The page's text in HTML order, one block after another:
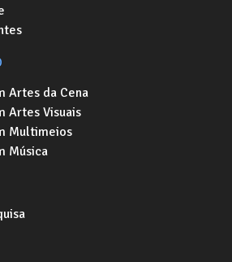
Artes da Cena
Artes Visuais
Multimeios
Música